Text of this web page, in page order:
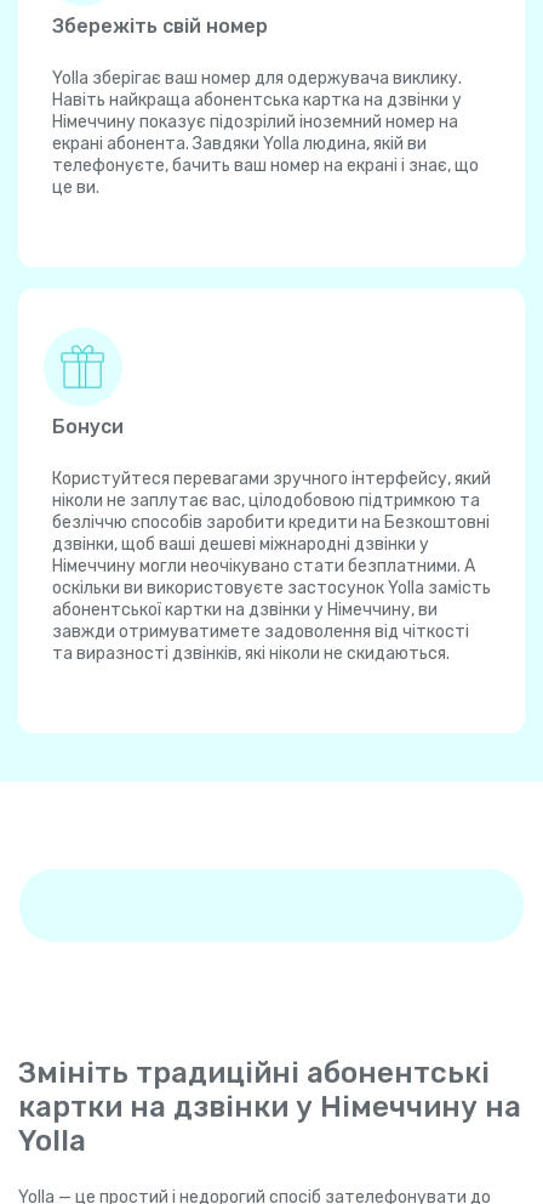
Збережіть свій номер
Yolla зберігає ваш номер для одержувача виклику.
Навіть найкраща абонентська картка на дзвінки у
Німеччину показує підозрілий іноземний номер на
екрані абонента. Завдяки Yolla людина, якій ви
телефонуєте, бачить ваш номер на екрані і знає, що
це ви.
Бонуси
Користуйтеся перевагами зручного інтерфейсу, який
ніколи не заплутає вас, цілодобовою підтримкою та
безліччю способів заробити кредити на Безкоштовні
дзвінки, щоб ваші дешеві міжнародні дзвінки у
Німеччину могли неочікувано стати безплатними. А
оскільки ви використовуєте застосунок Yolla замість
абонентської картки на дзвінки у Німеччину, ви
завжди отримуватимете задоволення від чіткості
та виразності дзвінків, які ніколи не скидаються.
Змініть традиційні абонентські
картки на дзвінки у Німеччину на
Yolla
Yolla — це простий і недорогий спосіб зателефонувати до